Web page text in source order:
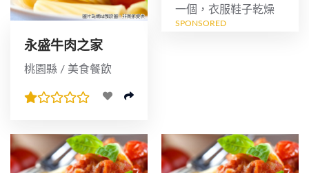
永盛牛肉之家
桃園縣 / 美食餐飲
一個，衣服鞋子乾燥
無霉的置放空間，客
SPONSORED